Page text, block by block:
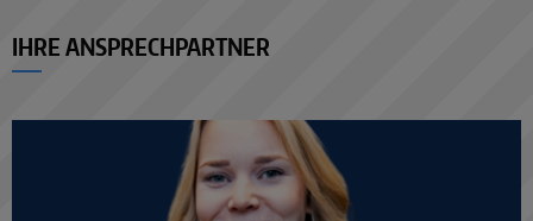
IHRE ANSPRECHPARTNER